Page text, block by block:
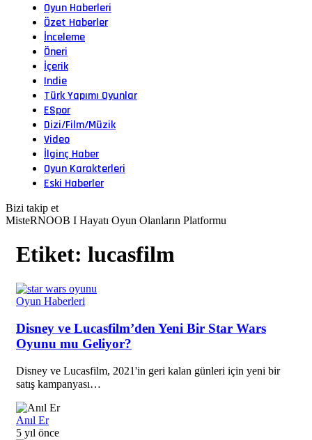
Oyun Haberleri
Özet Haberler
İnceleme
Öneri
İçerik
Indie
Türk Yapımı Oyunlar
ESpor
Dizi/Film/Müzik
Video
İlginç Haber
Oyun Karakterleri
Eski Haberler
Bizi takip et
MisteRNOOB I Hayatı Oyun Olanların Platformu
Etiket: lucasfilm
Oyun Haberleri
Disney ve Lucasfilm’den Yeni Bir Star Wars
Oyunu mu Geliyor?
Disney ve Lucasfilm, 2021'in geri kalan günleri için yeni bir
satış kampanyası…
Anıl Er
5 yıl önce